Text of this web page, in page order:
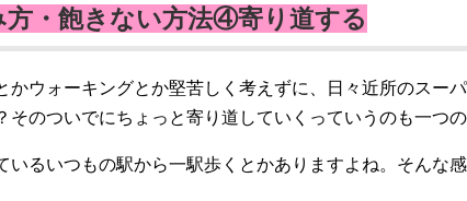
方・飽きない方法④寄り道する
かウォーキングとか堅苦しく考えずに、日々近所のスー
そのついでにちょっと寄り道していくっていうのも一つの
いるいつもの駅から一駅歩くとかありますよね。そんな感